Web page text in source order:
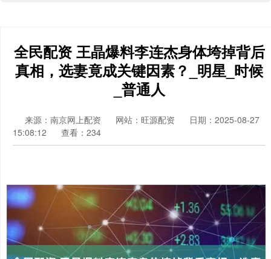
全民配资 王晶爆料李连杰身体垮掉背后
真相，选妻竟成关键因素？_明星_时候
_普通人
来源：南京网上配资 网站：旺源配资
日期：2025-08-27
15:08:12
查看：234